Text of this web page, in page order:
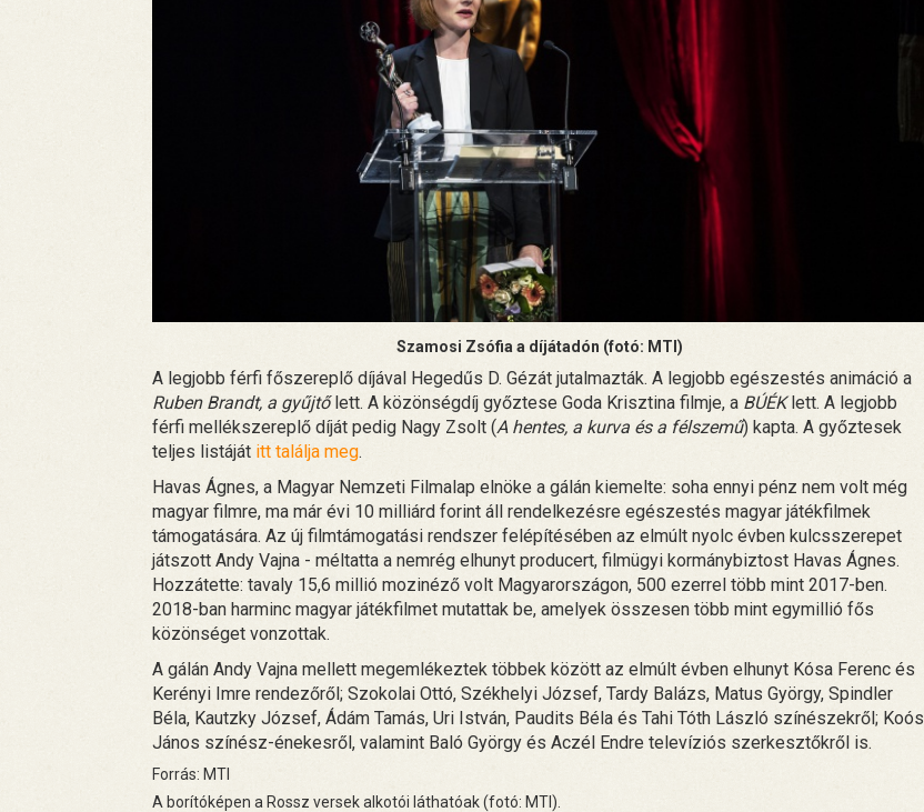
Szamosi Zsófia a díjátadón (fotó: MTI)
A legjobb férfi főszereplő díjával Hegedűs D. Gézát jutalmazták. A legjobb egészestés animáció a
Ruben Brandt, a gyűjtőlett. A közönségdíj győztese Goda Krisztina filmje, a BÚÉKlett. A legjobb
férfi mellékszereplő díját pedig Nagy Zsolt (A hentes, a kurva és a félszemű) kapta. A győztesek
teljes listáját itt találja meg.
Havas Ágnes, a Magyar Nemzeti Filmalap elnöke a gálán kiemelte: soha ennyi pénz nem volt még
magyar filmre, ma már évi 10 milliárd forint áll rendelkezésre egészestés magyar játékfilmek
támogatására. Az új filmtámogatási rendszer felépítésében az elmúlt nyolc évben kulcsszerepet
játszott Andy Vajna - méltatta a nemrég elhunyt producert, filmügyi kormánybiztost Havas Ágnes.
Hozzátette: tavaly 15,6 millió mozinéző volt Magyarországon, 500 ezerrel több mint 2017-ben.
2018-ban harminc magyar játékfilmet mutattak be, amelyek összesen több mint egymillió fős
közönséget vonzottak.
A gálán Andy Vajna mellett megemlékeztek többek között az elmúlt évben elhunyt Kósa Ferenc és
Kerényi Imre rendezőről; Szokolai Ottó, Székhelyi József, Tardy Balázs, Matus György, Spindler
Béla, Kautzky József, Ádám Tamás, Uri István, Paudits Béla és Tahi Tóth László színészekről; Koós
János színész-énekesről, valamint Baló György és Aczél Endre televíziós szerkesztőkről is.
Forrás: MTI
A borítóképen a Rossz versek alkotói láthatóak (fotó: MTI).